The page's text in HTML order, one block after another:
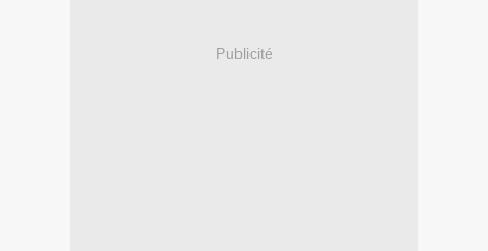
Publicité